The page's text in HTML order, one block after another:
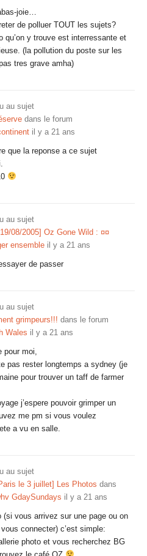
joie…
de polluer TOUT les sujets?
qu’on y trouve est interressante et
(la pollution du poste sur les
tres grave amha)
au sujet
dans le forum
il y a 21 ans
que la reponse a ce sujet
au sujet
08/2005] Oz Gone Wild : ¤¤
ensemble il y a 21 ans
de passer
au sujet
grimpeurs!!! dans le forum
Wales il y a 21 ans
pour moi,
pas rester longtemps a sydney (je
pour trouver un taff de farmer
j’espere pouvoir grimper un
me pm si vous voulez
a vu en salle.
au sujet
le 3 juillet] Les Photos dans
GdaySundays il y a 21 ans
(si vous arrivez sur une page ou on
connecter) c’est simple:
photo et vous recherchez BG